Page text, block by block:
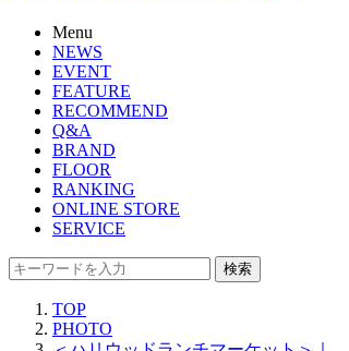
Menu
NEWS
EVENT
FEATURE
RECOMMEND
Q&A
BRAND
FLOOR
RANKING
ONLINE STORE
SERVICE
検索
TOP
PHOTO